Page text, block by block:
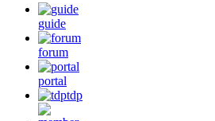
guide
forum
portal
tdp